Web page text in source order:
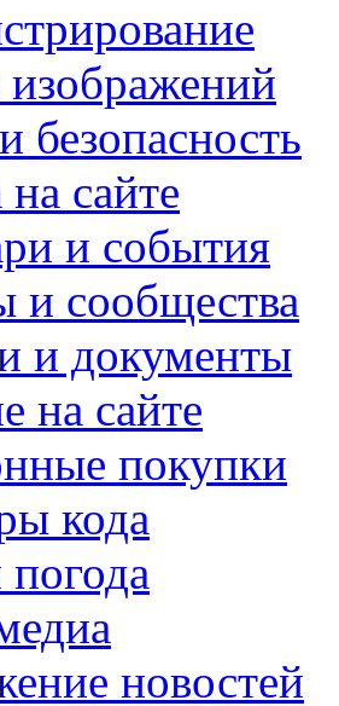
изображений
безопасность
сайте
и события
и сообщества
и документы
на сайте
покупки
кода
новостей